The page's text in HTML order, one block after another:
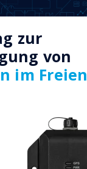
zur
von
im Freien